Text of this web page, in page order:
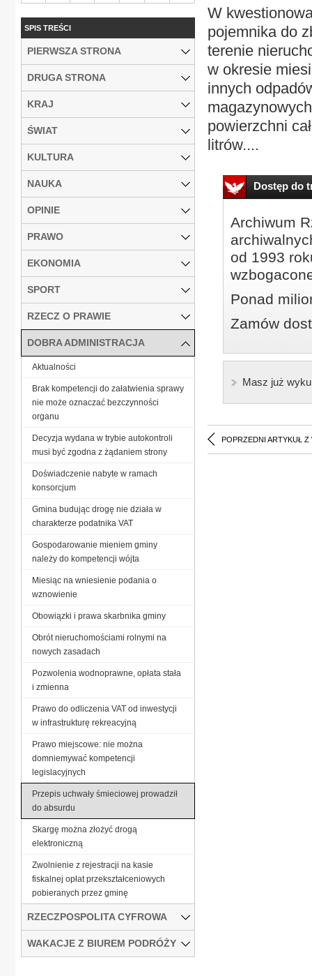
W
pojemnika do
terenie
w okresie
innych
powierzchni
litrów....
Dostęp do
Archiwum
od 1993
Ponad
Zamów
Masz już
POPRZEDNI ARTYKUŁ Z
SPIS TREŚCI
PIERWSZA STRONA
DRUGA STRONA
KRAJ
ŚWIAT
KULTURA
NAUKA
OPINIE
PRAWO
EKONOMIA
SPORT
RZECZ O PRAWIE
DOBRA ADMINISTRACJA
Aktualności
Brak kompetencji do załatwienia sprawy
nie może oznaczać bezczynności
organu
Decyzja wydana w trybie autokontroli
musi być zgodna z żądaniem strony
Doświadczenie nabyte w ramach
konsorcjum
Gmina budując drogę nie działa w
charakterze podatnika VAT
Gospodarowanie mieniem gminy
należy do kompetencji wójta
Miesiąc na wniesienie podania o
wznowienie
Obowiązki i prawa skarbnika gminy
Obrót nieruchomościami rolnymi na
nowych zasadach
Pozwolenia wodnoprawne, opłata stała
i zmienna
Prawo do odliczenia VAT od inwestycji
w infrastrukturę rekreacyjną
Prawo miejscowe: nie można
domniemywać kompetencji
legislacyjnych
Przepis uchwały śmieciowej prowadził
do absurdu
Skargę można złożyć drogą
elektroniczną
Zwolnienie z rejestracji na kasie
fiskalnej opłat przekształceniowych
pobieranych przez gminę
RZECZPOSPOLITA CYFROWA
WAKACJE Z BIUREM PODRÓŻY